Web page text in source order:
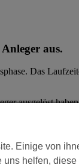
aus.
Das
ausgelöst
i.H.v. 10
Einige von
helfen, diese